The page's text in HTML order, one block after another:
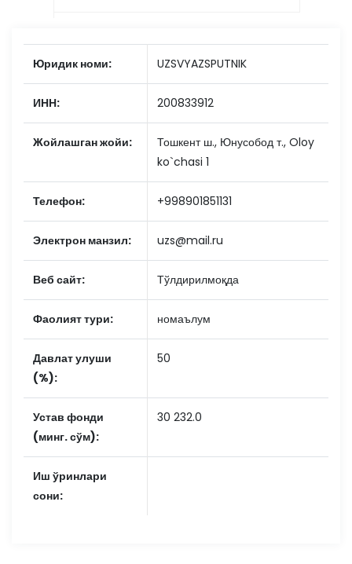
Юридик номи: UZSVYAZSPUTNIK
ИНН: 200833912
Жойлашган жойи:
Тошкент ш., Юнусобод т., Oloy
ko`chasi 1
Телефон: +998901851131
Электрон манзил: uzs@mail.ru
Веб сайт: Тўлдирилмоқда
Фаолият тури: номаълум
Давлат улуши
(%):
50
Устав фонди
(минг. сўм):
30 232.0
Иш ўринлари
сони: